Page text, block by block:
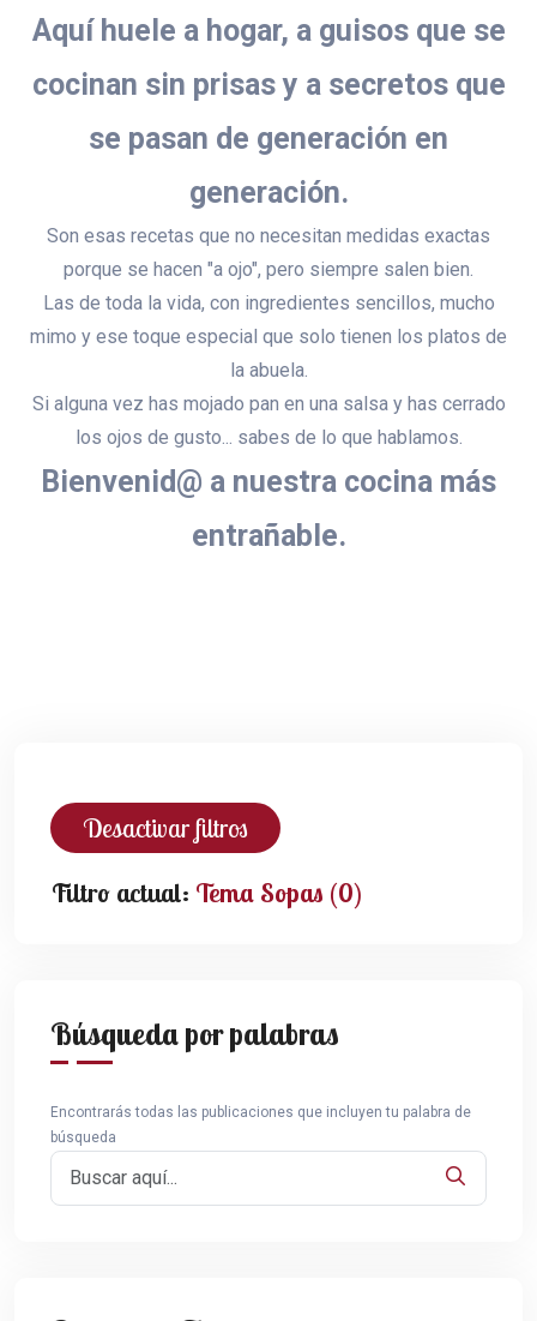
Aquí huele a hogar, a guisos que se
cocinan sin prisas y a secretos que
se pasan de generación en
generación.
Son esas recetas que no necesitan medidas exactas
porque se hacen "a ojo", pero siempre salen bien.
Las de toda la vida, con ingredientes sencillos, mucho
mimo y ese toque especial que solo tienen los platos de
la abuela.
Si alguna vez has mojado pan en una salsa y has cerrado
los ojos de gusto... sabes de lo que hablamos.
Bienvenid@ a nuestra cocina más
entrañable.
Desactivar filtros
Filtro actual: Tema Sopas (0)
Búsqueda por palabras
Encontrarás todas las publicaciones que incluyen tu palabra de
búsqueda